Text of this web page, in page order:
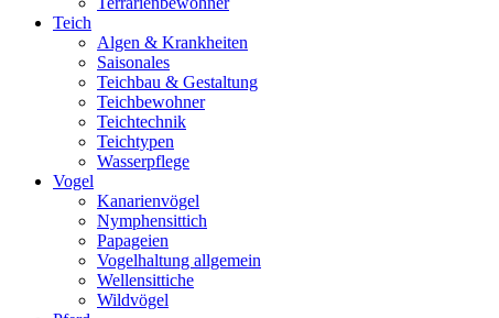
Teich
Algen & Krankheiten
Saisonales
Teichbau & Gestaltung
Teichbewohner
Teichtechnik
Teichtypen
Wasserpflege
Vogel
Kanarienvögel
Nymphensittich
Papageien
Vogelhaltung allgemein
Wellensittiche
Wildvögel